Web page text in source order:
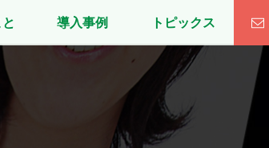
導入事例 トピックス